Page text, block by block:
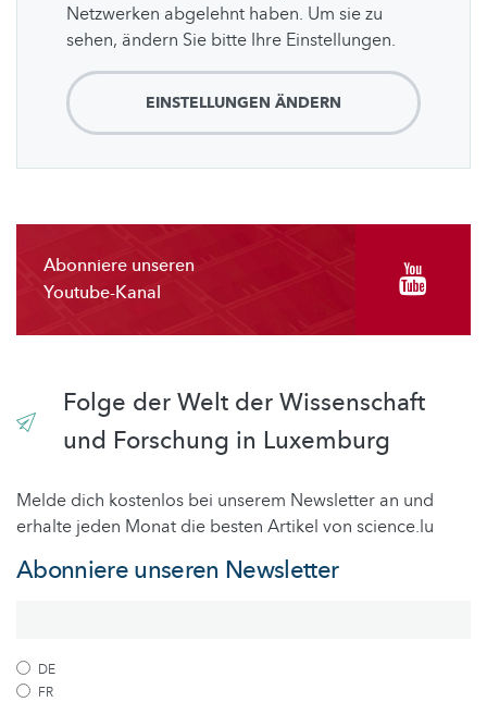
Netzwerken abgelehnt haben. Um sie zu
sehen, ändern Sie bitte Ihre Einstellungen.
EINSTELLUNGEN ÄNDERN
Abonniere unseren
Youtube-Kanal
Folge der Welt der Wissenschaft
und Forschung in Luxemburg
Melde dich kostenlos bei unserem Newsletter an und
erhalte jeden Monat die besten Artikel von science.lu
Abonniere unseren Newsletter
DE
FR